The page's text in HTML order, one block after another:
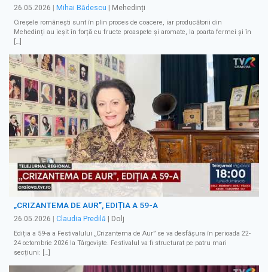
26.05.2026 Mihai Bădescu | Mehedinți
Cireșele românești sunt în plin proces de coacere, iar producătorii din
Mehedinți au ieșit în forță cu fructe proaspete și aromate, la poarta fermei și în
[…]
„CRIZANTEMA DE AUR”, EDIȚIA A 59-A
26.05.2026 Claudia Predilă | Dolj
Ediția a 59-a a Festivalului „Crizantema de Aur” se va desfășura în perioada 22-
24 octombrie 2026 la Târgoviște. Festivalul va fi structurat pe patru mari
secțiuni: […]